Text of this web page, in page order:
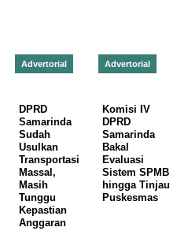
Advertorial
DPRD
Samarinda
Sudah
Usulkan
Transportasi
Massal,
Masih
Tunggu
Kepastian
Anggaran
Advertorial
Komisi IV
DPRD
Samarinda
Bakal
Evaluasi
Sistem SPMB
hingga Tinjau
Puskesmas